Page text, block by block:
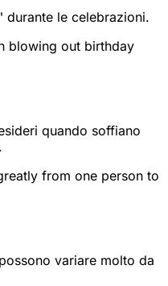
durante le celebrazioni.
blowing out birthday
quando soffiano
from one person to
variare molto da